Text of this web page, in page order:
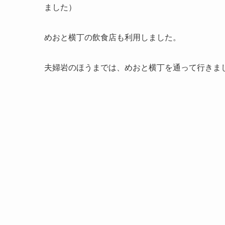
ました）
めおと横丁の飲食店も利用しました。
夫婦岩のほうまでは、めおと横丁を通って行きま